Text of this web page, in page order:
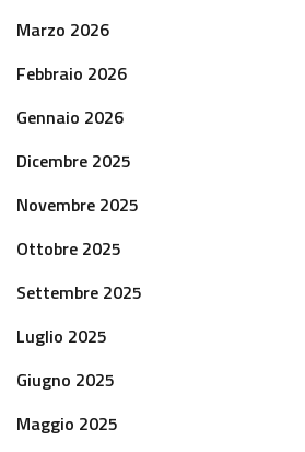
Marzo 2026
Febbraio 2026
Gennaio 2026
Dicembre 2025
Novembre 2025
Ottobre 2025
Settembre 2025
Luglio 2025
Giugno 2025
Maggio 2025